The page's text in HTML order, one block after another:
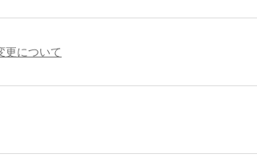
更について